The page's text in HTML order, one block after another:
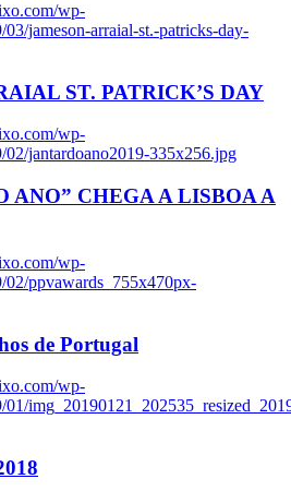
wp-
03/jameson-arraial-st.-patricks-day-
ST. PATRICK’S DAY
wp-
02/jantardoano2019-335x256.jpg
ANO” CHEGA A LISBOA A
wp-
02/ppvawards_755x470px-
de Portugal
wp-
01/